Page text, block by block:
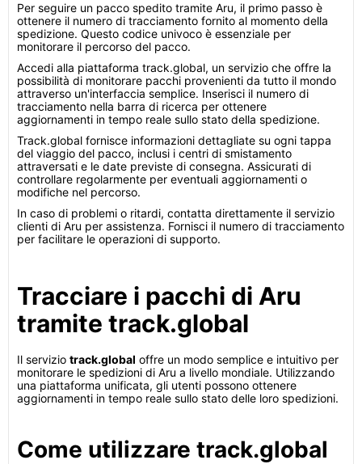
Per seguire un pacco spedito tramite Aru, il primo passo è
ottenere il numero di tracciamento fornito al momento della
spedizione. Questo codice univoco è essenziale per
monitorare il percorso del pacco.
Accedi alla piattaforma track.global, un servizio che offre la
possibilità di monitorare pacchi provenienti da tutto il mondo
attraverso un'interfaccia semplice. Inserisci il numero di
tracciamento nella barra di ricerca per ottenere
aggiornamenti in tempo reale sullo stato della spedizione.
Track.global fornisce informazioni dettagliate su ogni tappa
del viaggio del pacco, inclusi i centri di smistamento
attraversati e le date previste di consegna. Assicurati di
controllare regolarmente per eventuali aggiornamenti o
modifiche nel percorso.
In caso di problemi o ritardi, contatta direttamente il servizio
clienti di Aru per assistenza. Fornisci il numero di tracciamento
per facilitare le operazioni di supporto.
Tracciare i pacchi di Aru
tramite track.global
Il servizio track.global offre un modo semplice e intuitivo per
monitorare le spedizioni di Aru a livello mondiale. Utilizzando
una piattaforma unificata, gli utenti possono ottenere
aggiornamenti in tempo reale sullo stato delle loro spedizioni.
Come utilizzare track.global